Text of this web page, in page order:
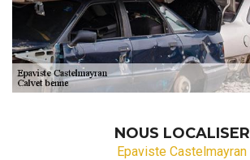
NOUS LOCALISER
Epaviste Castelmayran